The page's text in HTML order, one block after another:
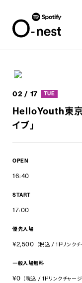
02 / 17 TUE
HelloYouth東
イブ」
OPEN
16:40
START
17:00
優先入場
¥2,500 （税込 / 1ドリンクチ
一般入場無料
¥0 （税込 / 1ドリンクチャー